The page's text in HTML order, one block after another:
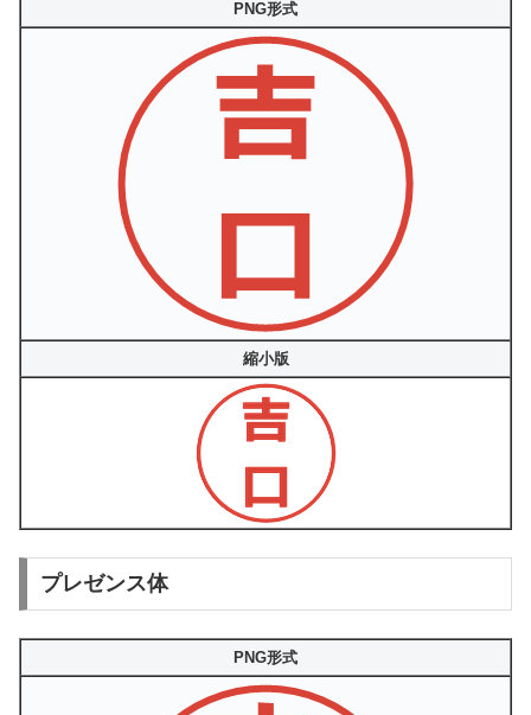
PNG形式
縮小版
プレゼンス体
PNG形式